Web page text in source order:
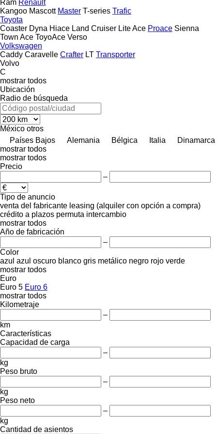
Ram Renault
Kangoo Mascott Master T-series Trafic
Toyota
Coaster Dyna Hiace Land Cruiser Lite Ace Proace Sienna
Town Ace ToyoAce Verso
Volkswagen
Caddy Caravelle Crafter LT Transporter
Volvo
C
mostrar todos
Ubicación
Radio de búsqueda
México otros
Países Bajos
Alemania Bélgica Italia
Dinamarca
mostrar todos
mostrar todos
Precio
–
Tipo de anuncio
venta del fabricante leasing (alquiler con opción a compra)
crédito a plazos permuta intercambio
mostrar todos
Año de fabricación
–
Color
azul azul oscuro blanco gris metálico negro rojo verde
mostrar todos
Euro
Euro 5 Euro 6
mostrar todos
Kilometraje
–
km
Características
Capacidad de carga
–
kg
Peso bruto
–
kg
Peso neto
–
kg
Cantidad de asientos